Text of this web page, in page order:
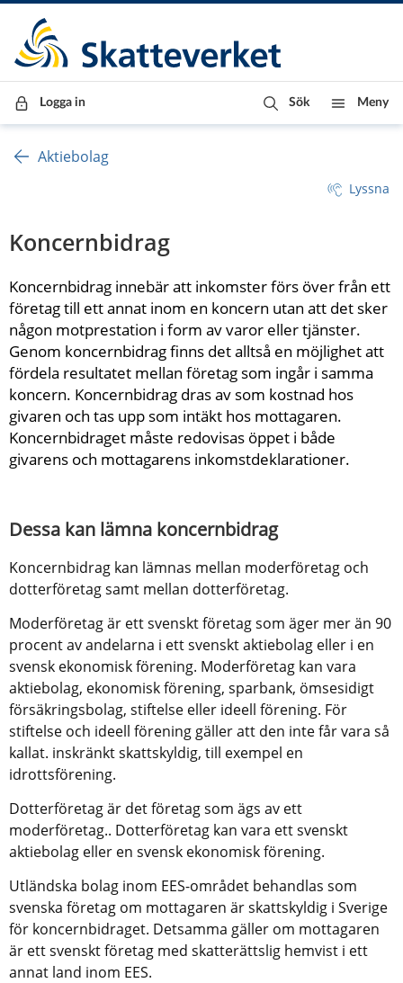
Till innehåll
Till navigationen
Till chattrobot
Logga in Sök Meny
Aktiebolag
Lyssna
Koncernbidrag
Koncernbidrag innebär att inkomster förs över från ett
företag till ett annat inom en koncern utan att det sker
någon motprestation i form av varor eller tjänster.
Genom koncernbidrag finns det alltså en möjlighet att
fördela resultatet mellan företag som ingår i samma
koncern. Koncernbidrag dras av som kostnad hos
givaren och tas upp som intäkt hos mottagaren.
Koncernbidraget måste redovisas öppet i både
givarens och mottagarens inkomstdeklarationer.
Dessa kan lämna koncernbidrag
Koncernbidrag kan lämnas mellan moderföretag och
dotterföretag samt mellan dotterföretag.
Moderföretag är ett svenskt företag som äger mer än 90
procent av andelarna i ett svenskt aktiebolag eller i en
svensk ekonomisk förening. Moderföretag kan vara
aktiebolag, ekonomisk förening, sparbank, ömsesidigt
försäkringsbolag, stiftelse eller ideell förening. För
stiftelse och ideell förening gäller att den inte får vara så
kallat. inskränkt skattskyldig, till exempel en
idrottsförening.
Dotterföretag är det företag som ägs av ett
moderföretag.. Dotterföretag kan vara ett svenskt
aktiebolag eller en svensk ekonomisk förening.
Utländska bolag inom EES-området behandlas som
svenska företag om mottagaren är skattskyldig i Sverige
för koncernbidraget. Detsamma gäller om mottagaren
är ett svenskt företag med skatterättslig hemvist i ett
annat land inom EES.